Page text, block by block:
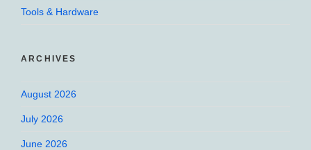
Tools & Hardware
ARCHIVES
August 2026
July 2026
June 2026